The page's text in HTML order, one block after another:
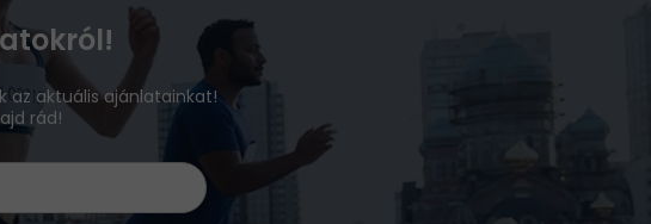
az aktuális ajánlatainkat!
rád!